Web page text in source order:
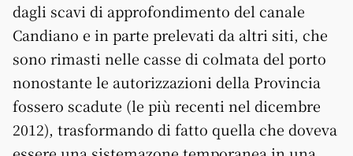
dagli scavi di approfondimento del canale
Candiano e in parte prelevati da altri siti, che
sono rimasti nelle casse di colmata del porto
nonostante le autorizzazioni della Provincia
fossero scadute (le più recenti nel dicembre
2012), trasformando di fatto quella che doveva